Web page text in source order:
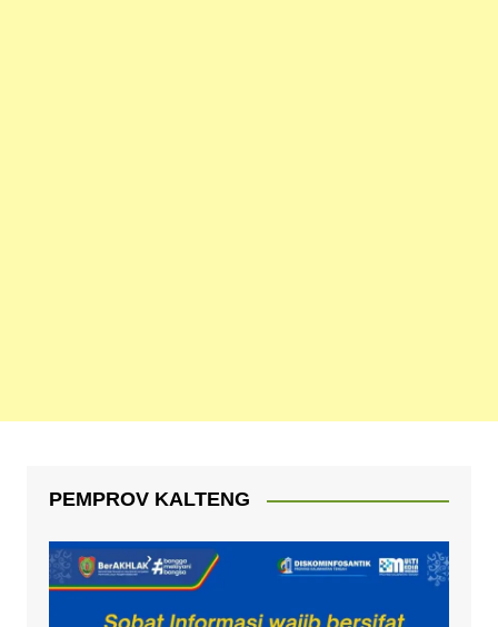
PEMPROV KALTENG